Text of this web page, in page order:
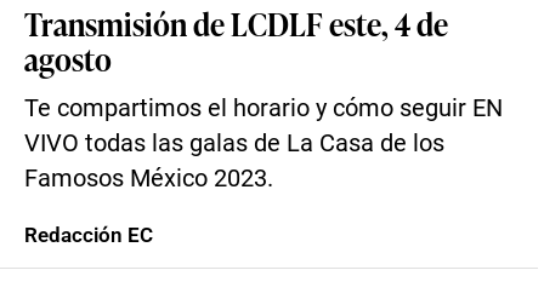
Transmisión de LCDLF este, 4 de
agosto
Te compartimos el horario y cómo seguir EN
VIVO todas las galas de La Casa de los
Famosos México 2023.
Redacción EC